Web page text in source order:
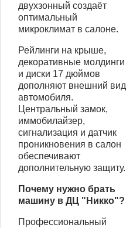
двухзонный создаёт
оптимальный
микроклимат в салоне.
Рейлинги на крыше,
декоративные молдинги
и диски 17 дюймов
дополняют внешний вид
автомобиля.
Центральный замок,
иммобилайзер,
сигнализация и датчик
проникновения в салон
обеспечивают
дополнительную защиту.
Почему нужно брать
машину в ДЦ "Никко"?
Профессиональный